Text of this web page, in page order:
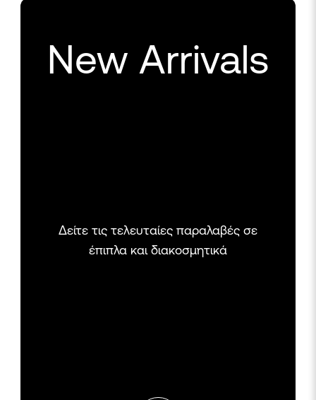
New Arrivals
Δείτε τις τελευταίες παραλαβές σε
έπιπλα και διακοσμητικά